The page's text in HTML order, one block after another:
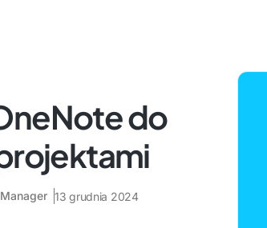
do
13 grudnia 2024